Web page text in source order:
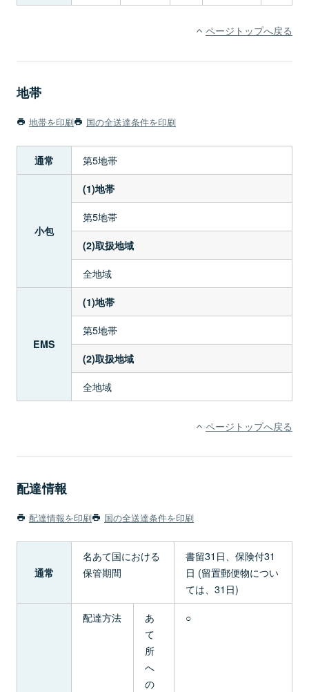
ページトップへ戻る
地帯
地帯を印刷 国の全送達条件を印刷
通常 第5地帯
小包
(1)地帯
第5地帯
(2)取扱地域
全地域
EMS
(1)地帯
第5地帯
(2)取扱地域
全地域
ページトップへ戻る
配達情報
配達情報を印刷 国の全送達条件を印刷
通常
名あて国における
保管期間
書留31日、保険付31
日 (留置郵便物につい
ては、31日)
配達方法
あ
て
所
へ
の
○